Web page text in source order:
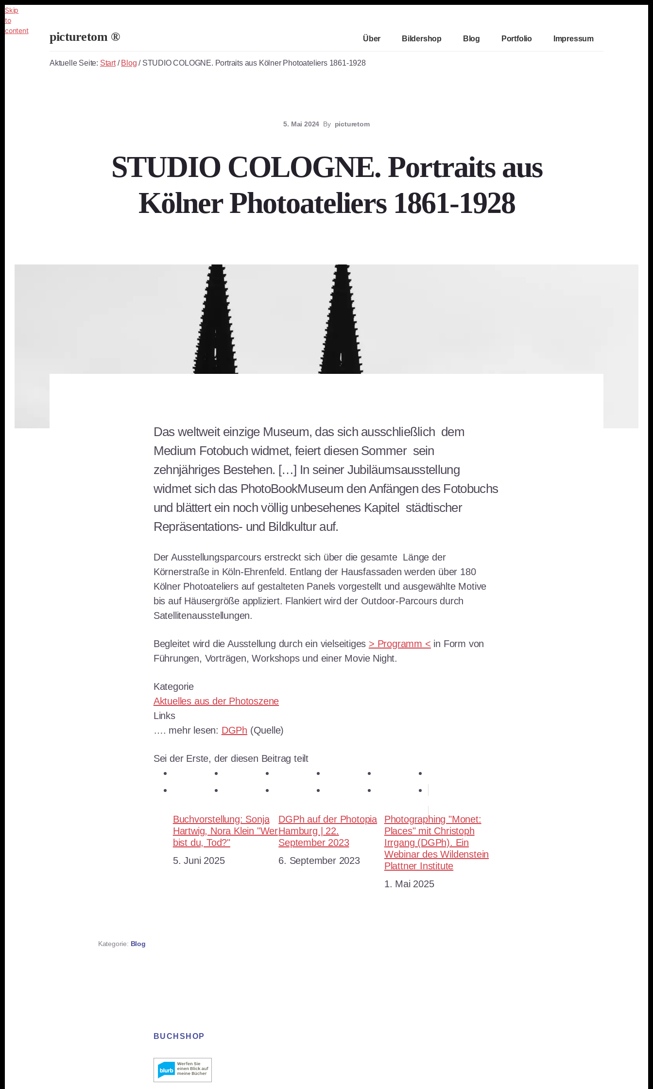
Skip
to
content
picturetom ®
Fine
Über Bildershop Blog Portfolio Impressum
Aktuelle Seite: Start / Blog /STUDIO COLOGNE. Portraits aus Kölner Photoateliers 1861-1928
5. Mai 2024 By picturetom
STUDIO COLOGNE. Portraits aus
Kölner Photoateliers 1861-1928
Das weltweit einzige Museum, das sich ausschließlich dem
Medium Fotobuch widmet, feiert diesen Sommer sein
zehnjähriges Bestehen. […] In seiner Jubiläumsausstellung
widmet sich das PhotoBookMuseum den Anfängen des Fotobuchs
und blättert ein noch völlig unbesehenes Kapitel städtischer
Repräsentations- und Bildkultur auf.
Der Ausstellungsparcours erstreckt sich über die gesamte Länge der
Körnerstraße in Köln-Ehrenfeld. Entlang der Hausfassaden werden über 180
Kölner Photoateliers auf gestalteten Panels vorgestellt und ausgewählte Motive
bis auf Häusergröße appliziert. Flankiert wird der Outdoor-Parcours durch
Satellitenausstellungen.
Begleitet wird die Ausstellung durch ein vielseitiges > Programm < in Form von
Führungen, Vorträgen, Workshops und einer Movie Night.
Kategorie
Aktuelles aus der Photoszene
Links
…. mehr lesen: DGPh (Quelle)
Sei der Erste, der diesen Beitrag teilt
Buchvorstellung: Sonja
Hartwig, Nora Klein "Wer
bist du, Tod?"
Datum
5. Juni 2025
DGPh auf der Photopia
Hamburg | 22.
September 2023
Datum
6. September 2023
Photographing "Monet:
Places" mit Christoph
Irrgang (DGPh). Ein
Webinar des Wildenstein
Plattner Institute
Datum
1. Mai 2025
Kategorie: Blog
BUCHSHOP